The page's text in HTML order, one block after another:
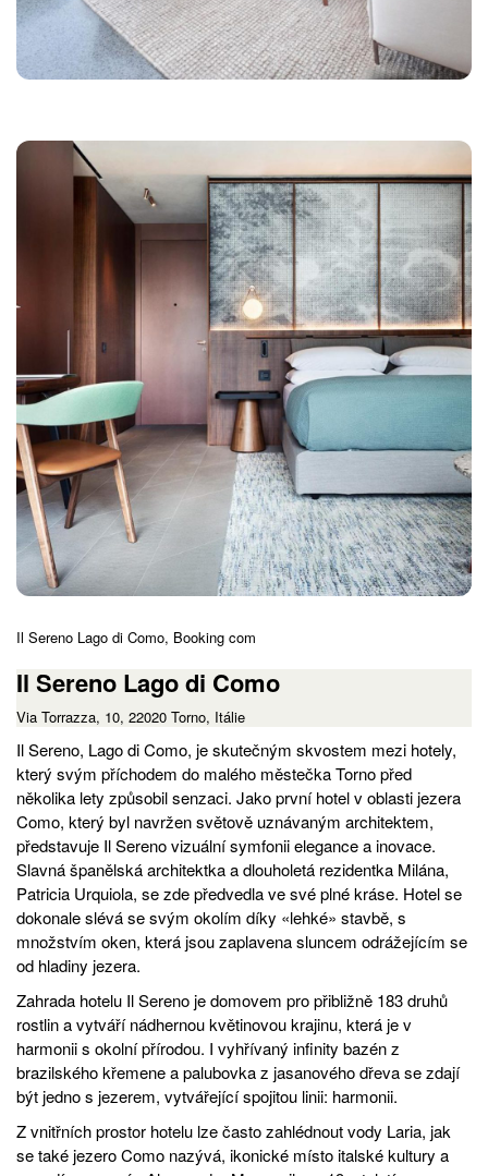
Il Sereno Lago di Como, Booking com
Il Sereno Lago di Como
Via Torrazza, 10, 22020 Torno, Itálie
Il Sereno, Lago di Como, je skutečným skvostem mezi hotely,
který svým příchodem do malého městečka Torno před
několika lety způsobil senzaci. Jako první hotel v oblasti jezera
Como, který byl navržen světově uznávaným architektem,
představuje Il Sereno vizuální symfonii elegance a inovace.
Slavná španělská architektka a dlouholetá rezidentka Milána,
Patricia Urquiola, se zde předvedla ve své plné kráse. Hotel se
dokonale slévá se svým okolím díky «lehké» stavbě, s
množstvím oken, která jsou zaplavena sluncem odrážejícím se
od hladiny jezera.
Zahrada hotelu Il Sereno je domovem pro přibližně 183 druhů
rostlin a vytváří nádhernou květinovou krajinu, která je v
harmonii s okolní přírodou. I vyhřívaný infinity bazén z
brazilského křemene a palubovka z jasanového dřeva se zdají
být jedno s jezerem, vytvářející spojitou linii: harmonii.
Z vnitřních prostor hotelu lze často zahlédnout vody Laria, jak
se také jezero Como nazývá, ikonické místo italské kultury a